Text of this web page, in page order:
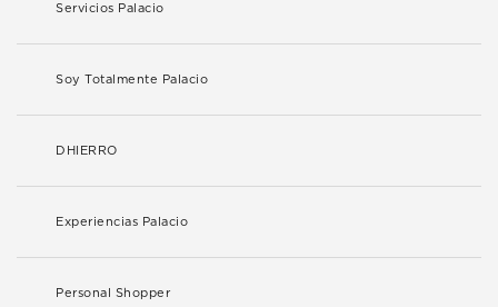
Servicios Palacio
Soy Totalmente Palacio
DHIERRO
Experiencias Palacio
Personal Shopper